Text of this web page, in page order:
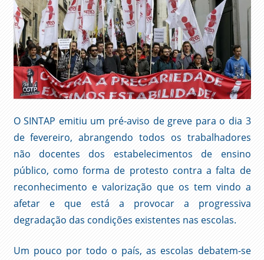
O SINTAP emitiu um pré-aviso de greve para o dia 3
de fevereiro, abrangendo todos os trabalhadores
não docentes dos estabelecimentos de ensino
público, como forma de protesto contra a falta de
reconhecimento e valorização que os tem vindo a
afetar e que está a provocar a progressiva
degradação das condições existentes nas escolas.
Um pouco por todo o país, as escolas debatem-se